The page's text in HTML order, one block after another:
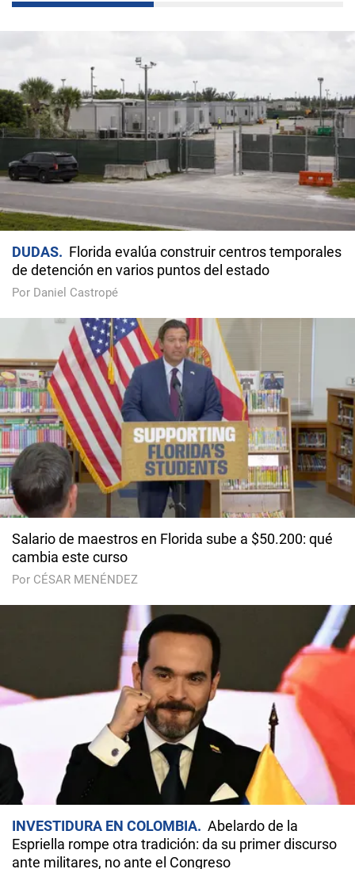
DUDAS
Florida evalúa construir centros temporales
de detención en varios puntos del estado
Por Daniel Castropé
Salario de maestros en Florida sube a $50.200: qué
cambia este curso
Por CÉSAR MENÉNDEZ
INVESTIDURA EN COLOMBIA
Abelardo de la
Espriella rompe otra tradición: da su primer discurso
ante militares, no ante el Congreso